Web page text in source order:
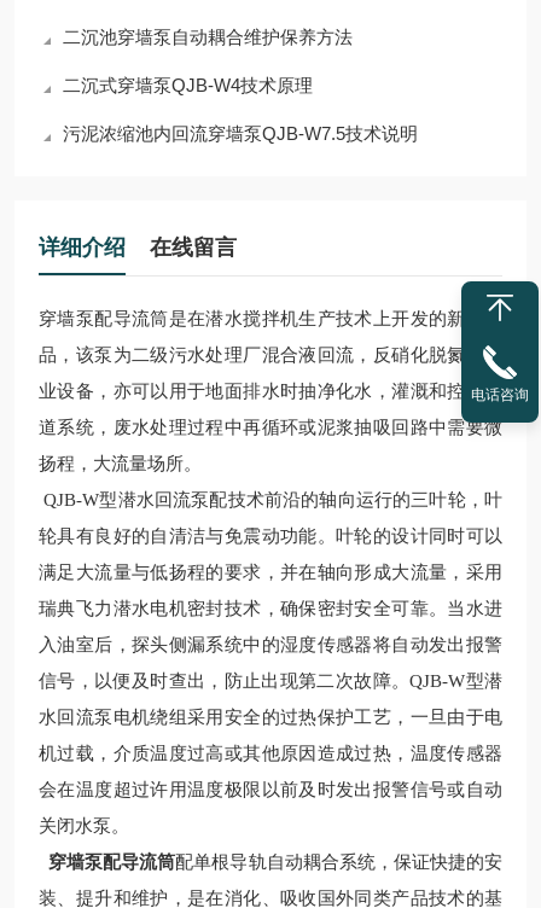
二沉池穿墙泵自动耦合维护保养方法
二沉式穿墙泵QJB-W4技术原理
污泥浓缩池内回流穿墙泵QJB-W7.5技术说明
详细介绍 在线留言
穿墙泵配导流筒是在潜水搅拌机生产技术上开发的新型产
品，该泵为二级污水处理厂混合液回流，反硝化脱氮的专
业设备，亦可以用于地面排水时抽净化水，灌溉和控制水
道系统，废水处理过程中再循环或泥浆抽吸回路中需要微
扬程，大流量场所。
QJB-W型潜水回流泵配技术前沿的轴向运行的三叶轮，叶
轮具有良好的自清洁与免震动功能。叶轮的设计同时可以
满足大流量与低扬程的要求，并在轴向形成大流量，采用
瑞典飞力潜水电机密封技术，确保密封安全可靠。当水进
入油室后，探头侧漏系统中的湿度传感器将自动发出报警
信号，以便及时查出，防止出现第二次故障。QJB-W型潜
水回流泵电机绕组采用安全的过热保护工艺，一旦由于电
机过载，介质温度过高或其他原因造成过热，温度传感器
会在温度超过许用温度极限以前及时发出报警信号或自动
关闭水泵。
穿墙泵配导流筒配单根导轨自动耦合系统，保证快捷的安
装、提升和维护，是在消化、吸收国外同类产品技术的基
电话咨询